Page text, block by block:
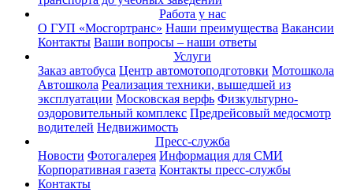
Работа у нас
О ГУП «Мосгортранс» Наши преимущества Вакансии
Контакты Ваши вопросы – наши ответы
Услуги
Заказ автобуса Центр автомотоподготовки Мотошкола
Автошкола Реализация техники, вышедшей из
эксплуатации Московская верфь Физкультурно-
оздоровительный комплекс Предрейсовый медосмотр
водителей Недвижимость
Пресс-служба
Новости Фотогалерея Информация для СМИ
Корпоративная газета Контакты пресс-службы
Контакты